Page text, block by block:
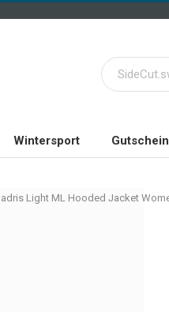
Wintersport Gutschein
Light ML Hooded Jacket